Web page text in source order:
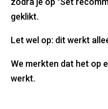
geklikt.
Let wel op: dit werkt
We merkten dat het op
werkt.